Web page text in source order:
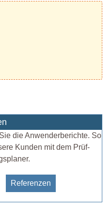
die Anwenderberichte. So
Kunden mit dem Prüf-
Referenzen